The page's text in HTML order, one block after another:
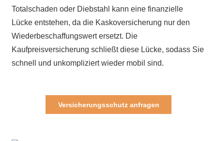
Totalschaden oder Diebstahl kann eine finanzielle
Lücke entstehen, da die Kaskoversicherung nur den
Wiederbeschaffungswert ersetzt. Die
Kaufpreisversicherung schließt diese Lücke, sodass Sie
schnell und unkompliziert wieder mobil sind.
Versicherungsschutz anfragen